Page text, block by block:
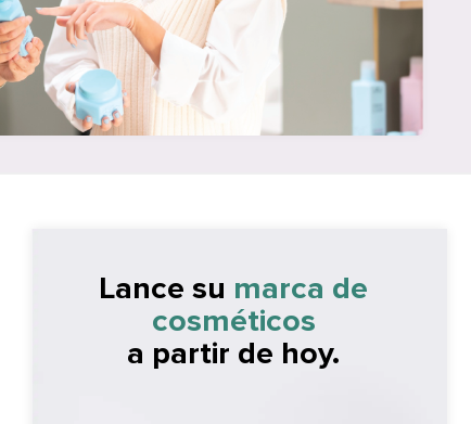
Lance su marca de
cosméticos
a partir de hoy.